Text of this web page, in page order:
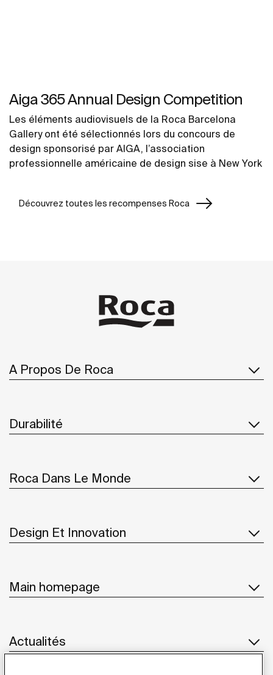
Aiga 365 Annual Design Competition
Les éléments audiovisuels de la Roca Barcelona
Gallery ont été sélectionnés lors du concours de
design sponsorisé par AIGA, l’association
professionnelle américaine de design sise à New York
Découvrez toutes les recompenses Roca
A Propos De Roca
Durabilité
Roca Dans Le Monde
Design Et Innovation
Main homepage
Actualités